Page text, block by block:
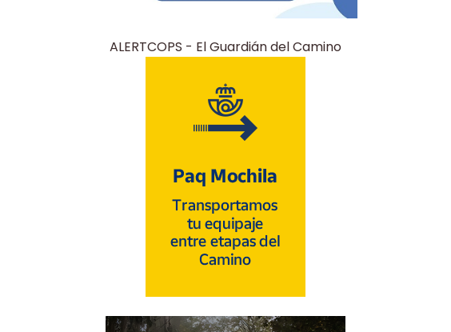
ALERTCOPS - El Guardián del Camino